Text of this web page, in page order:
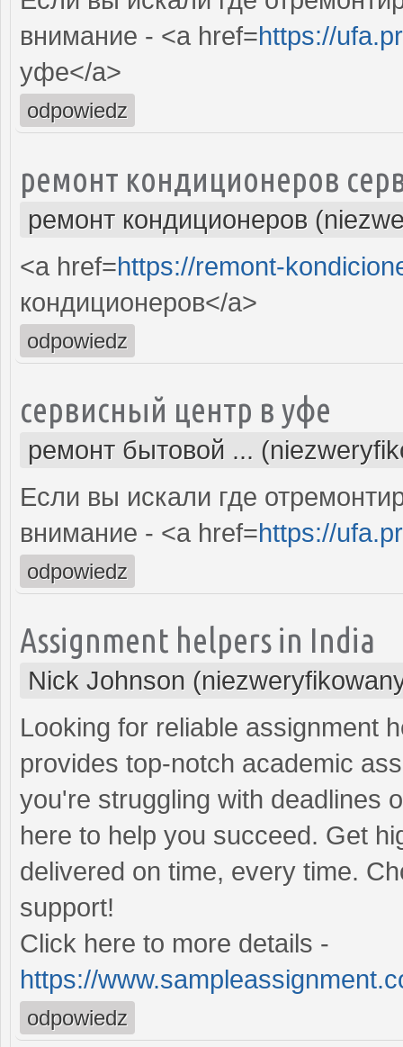
внимание - <a href=https://
уфе</a>
odpowiedz
ремонт кондиционеров
ремонт кондиционеров
<a href=https://remont-
кондиционеров</a>
odpowiedz
сервисный центр в уфе
ремонт бытовой ...
Если вы искали где
внимание - <a href=https://
odpowiedz
Assignment helpers in India
Nick Johnson
Looking for reliable assignment
provides top-notch academic
you're struggling with deadlines
here to help you succeed. Get
delivered on time, every time.
support!
Click here to more details -
https://
odpowiedz